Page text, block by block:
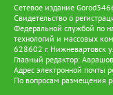
Сетевое издание
Свидетельство о
Федеральной службой по
технологий и массовых
628602 г. Нижневартовск
Главный редактор:
Адрес электронной почты
По вопросам размещения